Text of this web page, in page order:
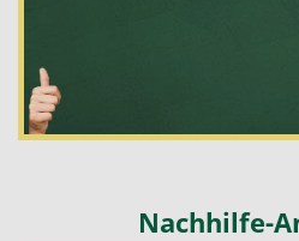
Nachhilfe-